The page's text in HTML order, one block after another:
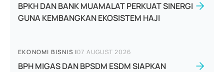
BPKH DAN BANK MUAMALAT PERKUAT SINERGI
GUNA KEMBANGKAN EKOSISTEM HAJI
EKONOMI BISNIS |07 AUGUST 2026
BPH MIGAS DAN BPSDM ESDM SIAPKAN